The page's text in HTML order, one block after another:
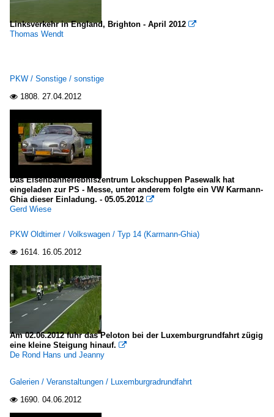
Linksverkehr in England, Brighton - April 2012 
Thomas Wendt
PKW / Sonstige / sonstige
 1808. 27.04.2012
Das Eisenbahnerlebniszentrum Lokschuppen Pasewalk hat
eingeladen zur PS - Messe, unter anderem folgte ein VW Karmann-
Ghia dieser Einladung. - 05.05.2012 
Gerd Wiese
PKW Oldtimer / Volkswagen / Typ 14 (Karmann-Ghia)
 1614. 16.05.2012
Am 02.06.2012 fuhr das Peloton bei der Luxemburgrundfahrt zügig
eine kleine Steigung hinauf. 
De Rond Hans und Jeanny
Galerien / Veranstaltungen / Luxemburgradrundfahrt
 1690. 04.06.2012